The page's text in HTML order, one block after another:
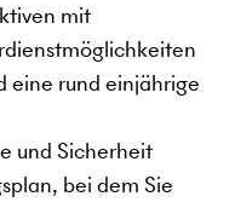
mit
eine rund einjährige
und Sicherheit
bei dem Sie